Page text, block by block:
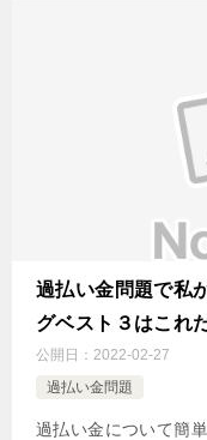
過払い金問題で私
グベスト３はこれ
公開日： 2022-02-27
過払い金問題
過払い金について簡